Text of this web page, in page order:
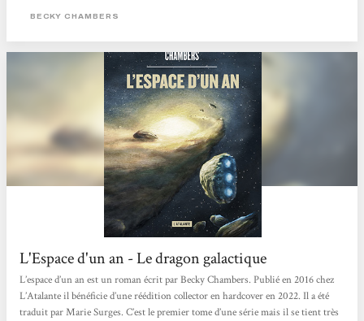
se retrouve dans un récit que je qualifierais presque de contemplatif, parce...
BECKY CHAMBERS
L'Espace d'un an - Le dragon galactique
L’espace d’un an est un roman écrit par Becky Chambers. Publié en 2016 chez
L’Atalante il bénéficie d’une réédition collector en hardcover en 2022. Il a été
traduit par Marie Surges. C’est le premier tome d’une série mais il se tient très